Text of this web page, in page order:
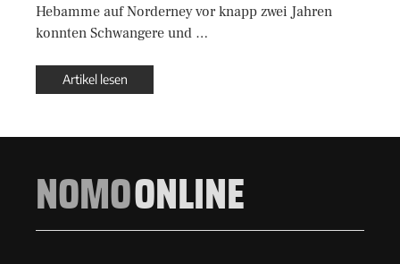
Hebamme auf Norderney vor knapp zwei Jahren
konnten Schwangere und …
Artikel lesen
NOMOONLINE